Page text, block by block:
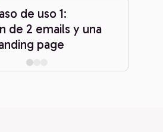
de uso 1:
de 2 emails y una
page